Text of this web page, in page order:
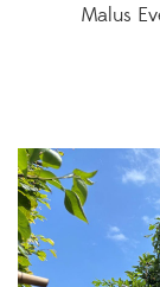
Malus